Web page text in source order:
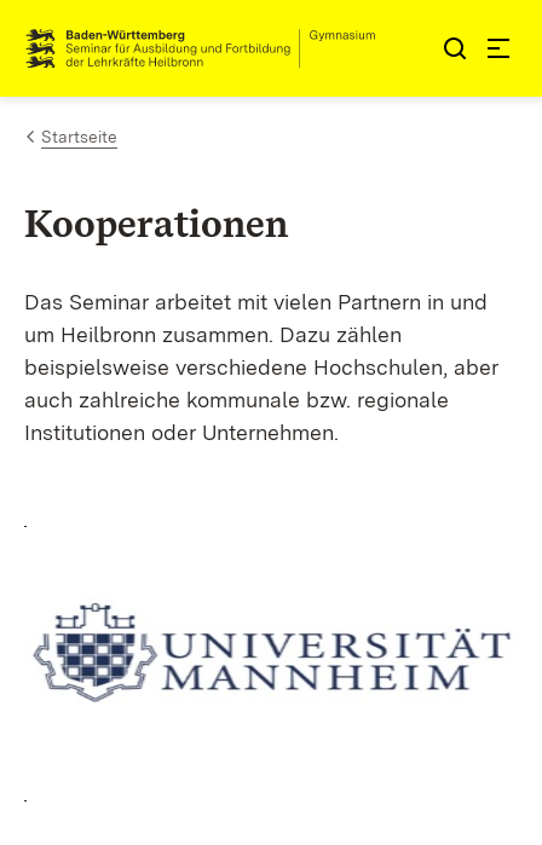
Zum Inhalt springen
Link zur Startseite
Startseite
Kooperationen
Das Seminar arbeitet mit vielen Partnern in und
um Heilbronn zusammen. Dazu zählen
beispielsweise verschiedene Hochschulen, aber
auch zahlreiche kommunale bzw. regionale
Institutionen oder Unternehmen.